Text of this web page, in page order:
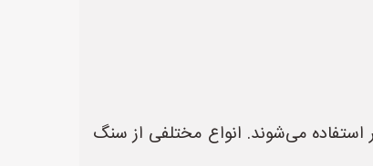
می‌شوند. انواع مختلفی از سنگ